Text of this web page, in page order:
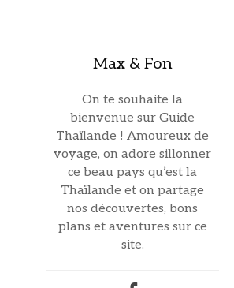
Max & Fon
On te souhaite la
bienvenue sur Guide
Thaïlande ! Amoureux de
voyage, on adore sillonner
ce beau pays qu’est la
Thaïlande et on partage
nos découvertes, bons
plans et aventures sur ce
site.